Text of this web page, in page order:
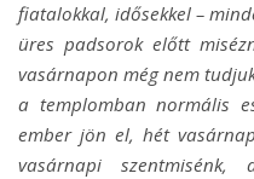
fiatalokkal, idősekkel –
üres padsorok előtt
vasárnapon még nem
a templomban normális
ember jön el, hét
vasárnapi szentmisénk,